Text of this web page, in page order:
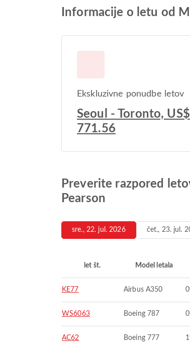
Informacije o letu od
Ekskluzivne ponudbe letov
Seoul - Toronto, US$
771.56
Preverite razpored
Pearson
sre., 22. jul. 2026 čet., 23. jul.
let št. Model letala
KE77 Airbus A350
WS6063 Boeing 787
AC62 Boeing 777